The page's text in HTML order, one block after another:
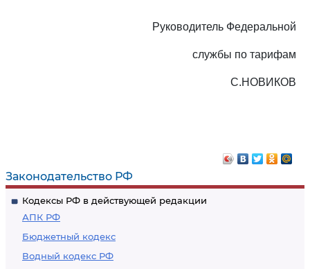
Законодательство РФ
Кодексы РФ в действующей редакции
АПК РФ
Бюджетный кодекс
Водный кодекс РФ
Руководитель Федеральной
службы по тарифам
С.НОВИКОВ